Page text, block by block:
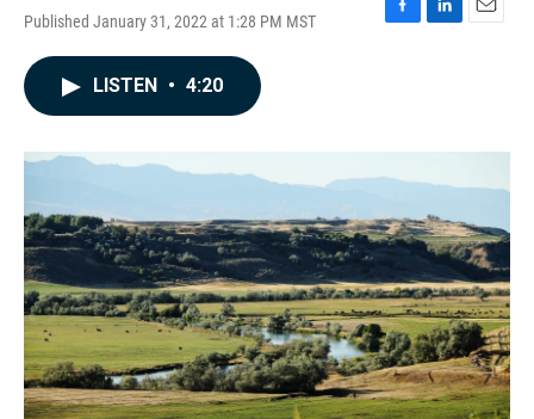
Published January 31, 2022 at 1:28 PM MST
F
o
k
L
I
n
E
LISTEN • 4:20